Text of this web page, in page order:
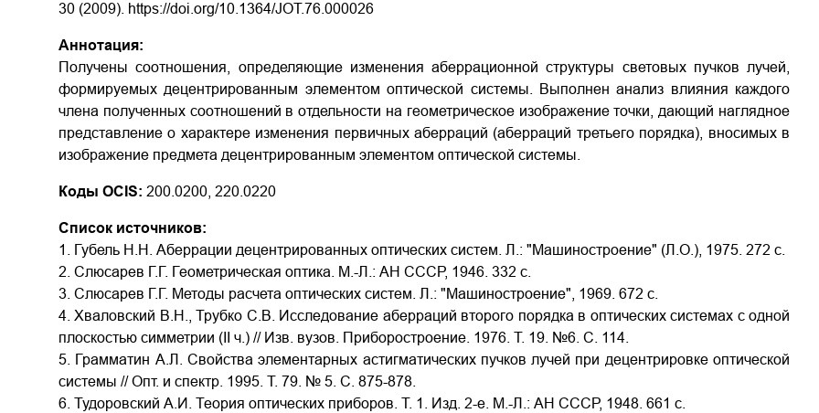
30 (2009). https://doi.org/10.1364/JOT.76.000026
Аннотация:
Получены соотношения, определяющие изменения аберрационной структуры световых пучков лучей,
формируемых децентрированным элементом оптической системы. Выполнен анализ влияния каждого
члена полученных соотношений в отдельности на геометрическое изображение точки, дающий наглядное
представление о характере изменения первичных аберраций (аберраций третьего порядка), вносимых в
изображение предмета децентрированным элементом оптической системы.
Коды OCIS: 200.0200, 220.0220
Список источников:
1. Губель H.H. Аберрации децентрированных оптических систем. Л.: "Машиностроение" (Л.О.), 1975. 272 с.
2. Слюсарев Г.Г. Геометрическая оптика. М.-Л.: АН СССР, 1946. 332 с.
3. Слюсарев Г.Г. Методы расчета оптических систем. Л.: "Машиностроение", 1969. 672 с.
4. Хваловский B.H., Трубко С.В. Исследование аберраций второго порядка в оптических системах с одной
плоскостью симметрии (II ч.) // Изв. вузов. Приборостроение. 1976. Т. 19. №6. С. 114.
5. Грамматин А.Л. Свойства элементарных астигматических пучков лучей при децентрировке оптической
системы // Опт. и спектр. 1995. Т. 79. № 5. С. 875-878.
6. Тудоровский А.И. Теория оптических приборов. Т. 1. Изд. 2-е. М.-Л.: АН СССР, 1948. 661 с.